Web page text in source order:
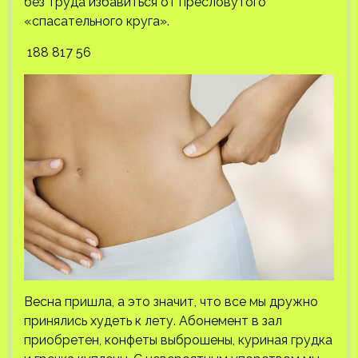
«спасательного круга».
188 817 56
Весна пришла, а это значит, что все мы дружно
принялись худеть к лету. Абонемент в зал
приобретен, конфеты выброшены, куриная грудка